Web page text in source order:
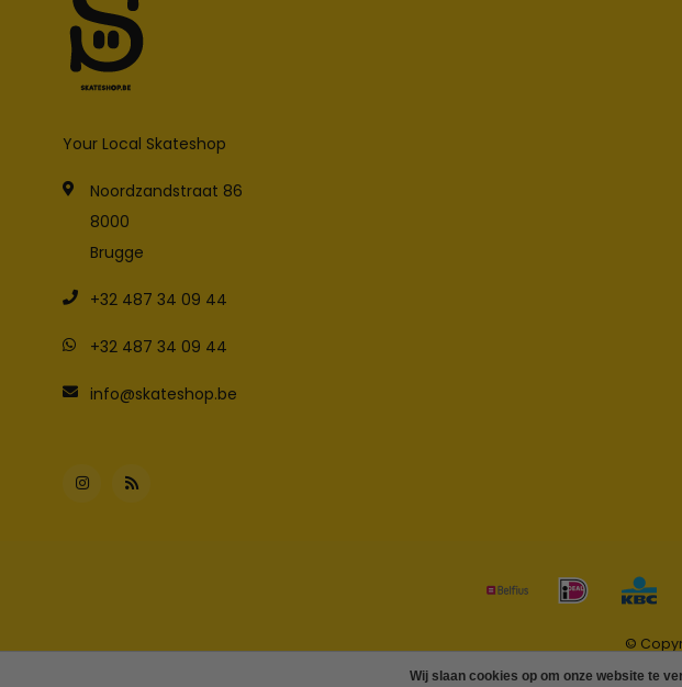
Wij slaan cookies op om onze website te
Your Local Skateshop
Noordzandstraat 86
8000
Brugge
+32 487 34 09 44
+32 487 34 09 44
info@skateshop.be
©